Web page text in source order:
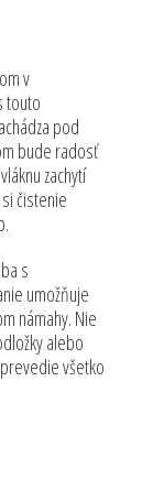
v
touto
pod
bude radosť
zachytí
čistenie
s
umožňuje
námahy. Nie
alebo
všetko